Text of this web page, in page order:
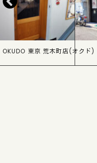
OKUDO 東京 荒木町店(オクド)